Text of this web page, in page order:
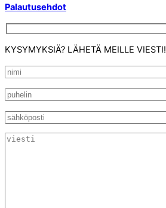
Palautusehdot
KYSYMYKSIÄ? LÄHETÄ MEILLE VIESTI!